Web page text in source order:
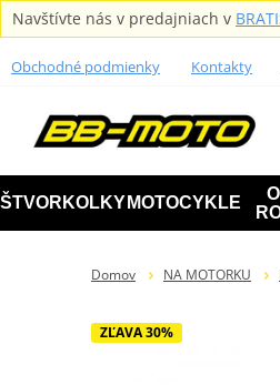
Navštívte nás v predajniach v
Obchodné podmienky Kontakty
ŠTVORKOLKY MOTOCYKLE
Domov NA MOTORKU
ZĽAVA 30%